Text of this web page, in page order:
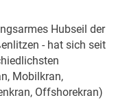
Hubseil der
- hat sich seit
Mobilkran,
Offshorekran)